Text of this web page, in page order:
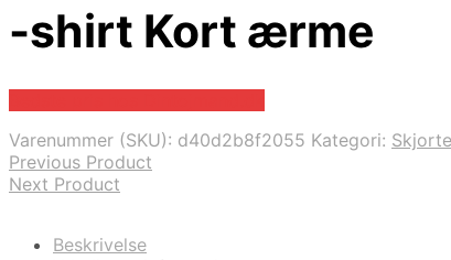
-shirt Kort ærme
Varenummer (SKU): d40d2b8f2055 Kategori:
Previous Product
Next Product
Beskrivelse